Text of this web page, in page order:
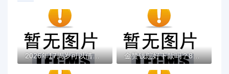
2026年17周岁可以借钱的正规平台，真正能放... 金赞钱院好下款吗？8个平台试试看哪个能下款